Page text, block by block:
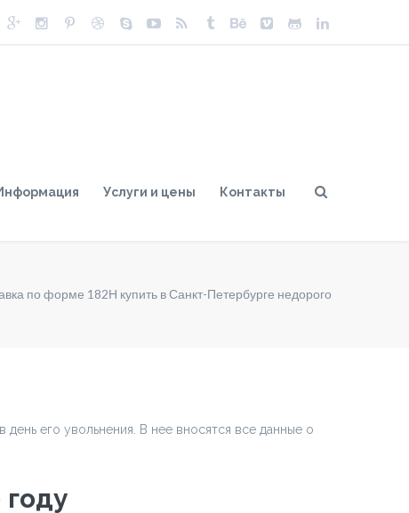
Услуги и цены Контакты
по форме 182Н купить в Санкт-Петербурге недорого
его увольнения. В нее вносятся все данные о